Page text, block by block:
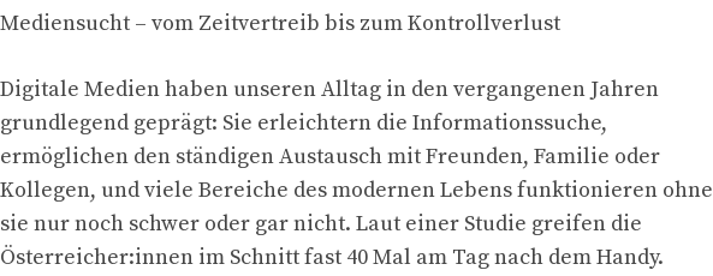
Mediensucht – vom Zeitvertreib bis zum Kontrollverlust
Digitale Medien haben unseren Alltag in den vergangenen Jahren
grundlegend geprägt: Sie erleichtern die Informationssuche,
ermöglichen den ständigen Austausch mit Freunden, Familie oder
Kollegen, und viele Bereiche des modernen Lebens funktionieren ohne
sie nur noch schwer oder gar nicht. Laut einer Studie greifen die
Österreicher:innen im Schnitt fast 40 Mal am Tag nach dem Handy.